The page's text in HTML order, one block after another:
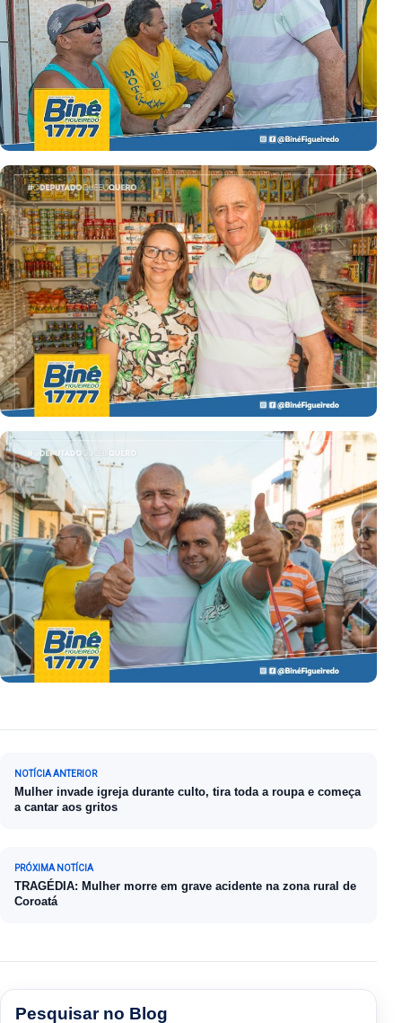
Navegação de Post
NOTÍCIA ANTERIOR
Mulher invade igreja durante culto, tira toda a roupa e começa
a cantar aos gritos
PRÓXIMA NOTÍCIA
TRAGÉDIA: Mulher morre em grave acidente na zona rural de
Coroatá
Pesquisar no Blog